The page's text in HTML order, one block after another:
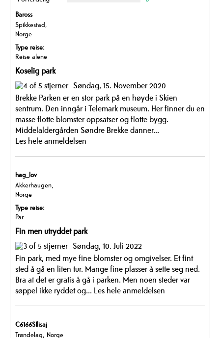
Baross
Spikkestad,
Norge
Type reise:
Reise alene
Koselig park
Søndag, 15. November 2020
Brekke Parken er en stor park på en høyde i Skien
sentrum. Den inngår i Telemark museum. Her finner du en
masse flotte blomster oppsatser og flotte bygg.
Middelaldergården Søndre Brekke danner...
Les hele anmeldelsen
hag_lov
Akkerhaugen,
Norge
Type reise:
Par
Fin men utryddet park
Søndag, 10. Juli 2022
Fin park, med mye fine blomster og omgivelser. Et fint
sted å gå en liten tur. Mange fine plasser å sette seg ned.
Bra at det er gratis å gå i parken. Men noen steder var
søppel ikke ryddet og... Les hele anmeldelsen
C6166SIlisaj
Trøndelag, Norge